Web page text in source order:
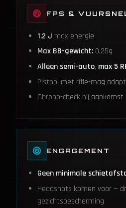
FPS &
1.2 J max energie
Max BB-gewicht:0.25g
Alleen semi-auto, max 5
Pistool met rifle-mag
Chrono-check bij aankomst
ENGAGEMENT
Geen minimale
Headshots komen voor —
gezichtsbescherming